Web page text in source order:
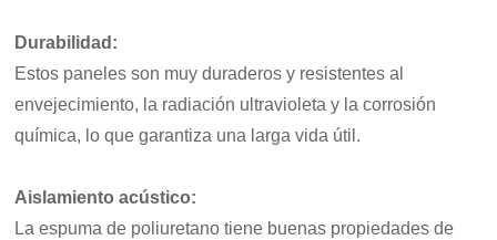
Durabilidad:
Estos paneles son muy duraderos y resistentes al
envejecimiento, la radiación ultravioleta y la corrosión
química, lo que garantiza una larga vida útil.
Aislamiento acústico:
La espuma de poliuretano tiene buenas propiedades de